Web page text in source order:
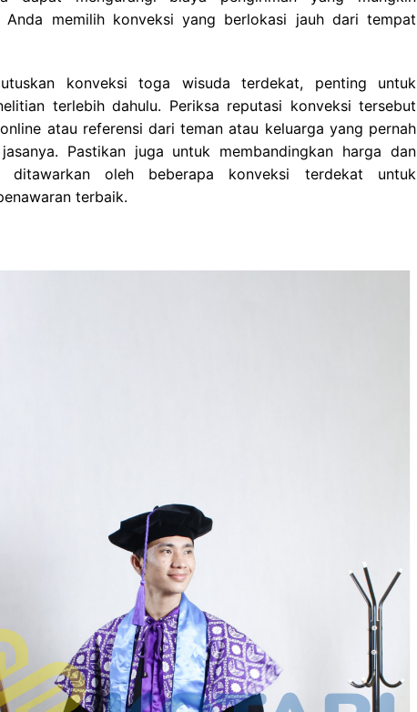
Anda memilih konveksi yang berlokasi jauh dari tempat
konveksi toga wisuda terdekat, penting untuk
terlebih dahulu. Periksa reputasi konveksi tersebut
atau referensi dari teman atau keluarga yang pernah
jasanya. Pastikan juga untuk membandingkan harga dan
ditawarkan oleh beberapa konveksi terdekat untuk
terbaik.